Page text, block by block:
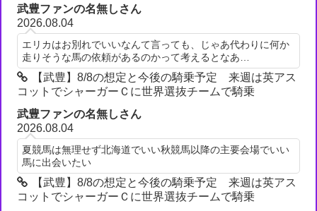
武豊ファンの名無しさん
2026.08.04
エリカはお別れでいいなんて言っても、じゃあ代わりに何か
走りそうな馬の依頼があるのかって考えるとなあ…
【武豊】8/8の想定と今後の騎乗予定 来週は英アス
コットでシャーガーＣに世界選抜チームで騎乗
武豊ファンの名無しさん
2026.08.04
夏競馬は無理せず北海道でいい秋競馬以降の主要会場でいい
馬に出会いたい
【武豊】8/8の想定と今後の騎乗予定 来週は英アス
コットでシャーガーＣに世界選抜チームで騎乗